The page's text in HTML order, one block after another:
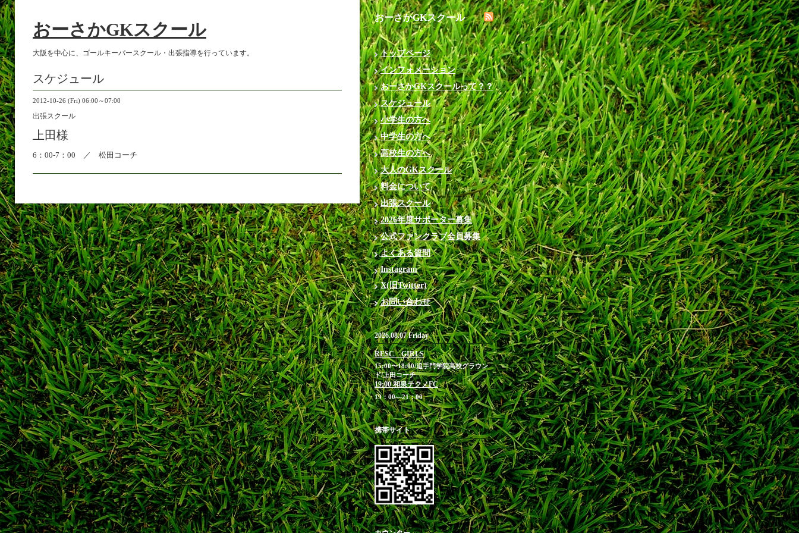
おーさかGKスクール
大阪を中心に、ゴールキーパースクール・出張指導を行っています。
スケジュール
2012-10-26 (Fri) 06:00～07:00
出張スクール
上田様
6：00-7：00 ／ 松田コーチ
おーさかGKスクール
トップページ
インフォメーション
おーさかGKスクールって？？
スケジュール
小学生の方へ
中学生の方へ
高校生の方へ
大人のGKスクール
料金について
出張スクール
2026年度サポーター募集
公式ファンクラブ会員募集
よくある質問
Instagram
X(旧Twitter)
お問い合わせ
2026.08.07 Friday
RESC GIRLS
15:00〜18:00/追手門学院高校グラウン
ド/上田コーチ
19:00 和泉テクノFC
19：00―21：00
携帯サイト